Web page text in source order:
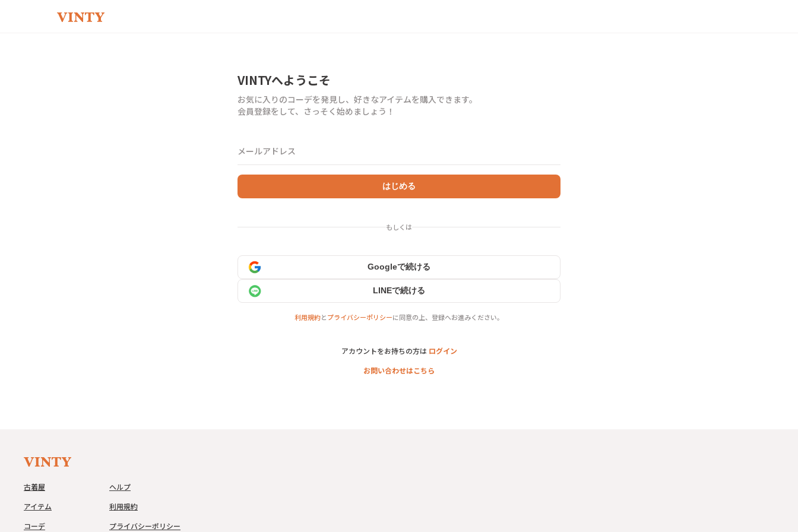
VINTYへようこそ
お気に入りのコーデを発見し、好きなアイテムを購入できます。
会員登録をして、さっそく始めましょう！
メールアドレス
はじめる
もしくは
Googleで続ける
LINEで続ける
利用規約とプライバシーポリシーに同意の上、登録へお進みください。
アカウントをお持ちの方は ログイン
お問い合わせはこちら
古着屋
アイテム
コーデ
ヘルプ
利用規約
プライバシーポリシー